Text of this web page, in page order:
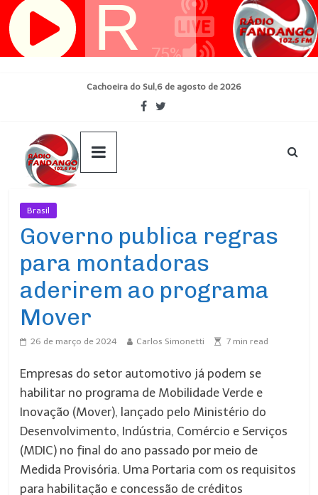
Pular
para
Cachoeira do Sul,6 de agosto de 2026
Brasil
Governo publica regras
para montadoras
aderirem ao programa
Mover
26 de março de 2024 Carlos Simonetti 7 min read
Empresas do setor automotivo já podem se
habilitar no programa de Mobilidade Verde e
Inovação (Mover), lançado pelo Ministério do
Desenvolvimento, Indústria, Comércio e Serviços
(MDIC) no final do ano passado por meio de
Medida Provisória. Uma Portaria com os requisitos
para habilitação e concessão de créditos